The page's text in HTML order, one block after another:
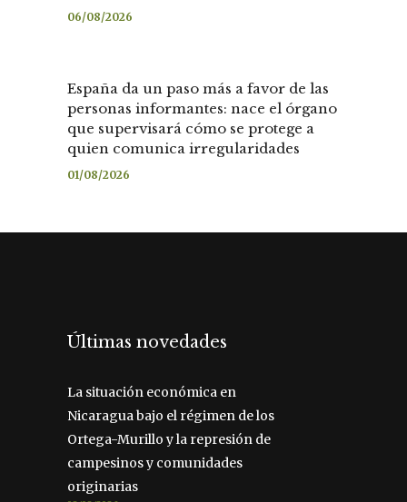
06/08/2026
España da un paso más a favor de las
personas informantes: nace el órgano
que supervisará cómo se protege a
quien comunica irregularidades
01/08/2026
Últimas novedades
La situación económica en
Nicaragua bajo el régimen de los
Ortega-Murillo y la represión de
campesinos y comunidades
originarias